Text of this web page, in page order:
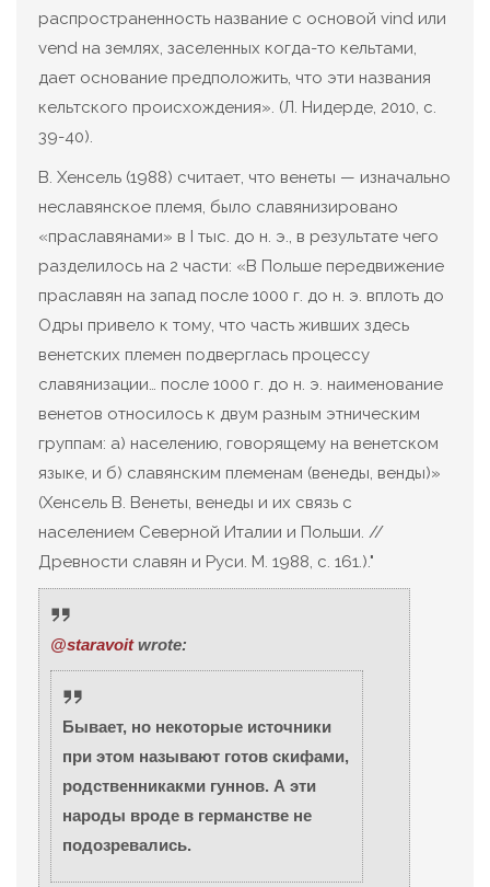
распространенность название с основой vind или
vend на землях, заселенных когда-то кельтами,
дает основание предположить, что эти названия
кельтского происхождения». (Л. Нидерде, 2010, с.
39-40).
В. Хенсель (1988) считает, что венеты — изначально
неславянское племя, было славянизировано
«праславянами» в I тыс. до н. э., в результате чего
разделилось на 2 части: «В Польше передвижение
праславян на запад после 1000 г. до н. э. вплоть до
Одры привело к тому, что часть живших здесь
венетских племен подверглась процессу
славянизации… после 1000 г. до н. э. наименование
венетов относилось к двум разным этническим
группам: а) населению, говорящему на венетском
языке, и б) славянским племенам (венеды, венды)»
(Хенсель В. Венеты, венеды и их связь с
населением Северной Италии и Польши. //
Древности славян и Руси. М. 1988, с. 161.)."
@staravoitwrote:
Бывает, но некоторые источники
при этом называют готов скифами,
родственникакми гуннов. А эти
народы вроде в германстве не
подозревались.